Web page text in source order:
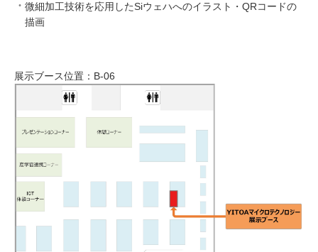
微細加工技術を応用したSiウェハへのイラスト・QRコードの
描画
展示ブース位置：B-06